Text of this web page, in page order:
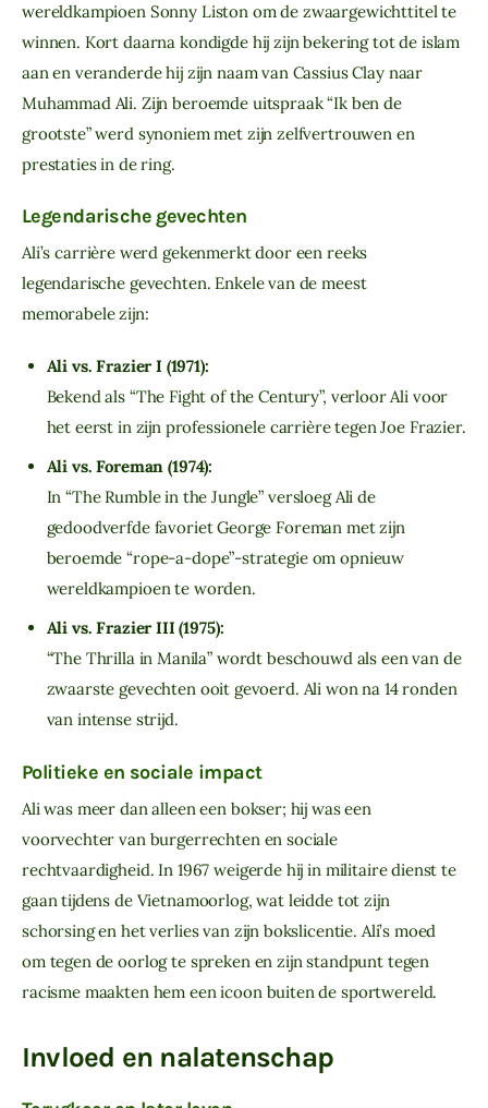
wereldkampioen Sonny Liston om de zwaargewichttitel te
winnen. Kort daarna kondigde hij zijn bekering tot de islam
aan en veranderde hij zijn naam van Cassius Clay naar
Muhammad Ali. Zijn beroemde uitspraak “Ik ben de
grootste” werd synoniem met zijn zelfvertrouwen en
prestaties in de ring.
Legendarische gevechten
Ali’s carrière werd gekenmerkt door een reeks
legendarische gevechten. Enkele van de meest
memorabele zijn:
Ali vs. Frazier I (1971):
Bekend als “The Fight of the Century”, verloor Ali voor
het eerst in zijn professionele carrière tegen Joe Frazier.
Ali vs. Foreman (1974):
In “The Rumble in the Jungle” versloeg Ali de
gedoodverfde favoriet George Foreman met zijn
beroemde “rope-a-dope”-strategie om opnieuw
wereldkampioen te worden.
Ali vs. Frazier III (1975):
“The Thrilla in Manila” wordt beschouwd als een van de
zwaarste gevechten ooit gevoerd. Ali won na 14 ronden
van intense strijd.
Politieke en sociale impact
Ali was meer dan alleen een bokser; hij was een
voorvechter van burgerrechten en sociale
rechtvaardigheid. In 1967 weigerde hij in militaire dienst te
gaan tijdens de Vietnamoorlog, wat leidde tot zijn
schorsing en het verlies van zijn bokslicentie. Ali’s moed
om tegen de oorlog te spreken en zijn standpunt tegen
racisme maakten hem een icoon buiten de sportwereld.
Invloed en nalatenschap